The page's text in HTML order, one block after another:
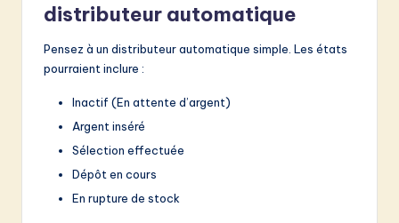
distributeur automatique
Pensez à un distributeur automatique simple. Les états
pourraient inclure :
Inactif (En attente d’argent)
Argent inséré
Sélection effectuée
Dépôt en cours
En rupture de stock